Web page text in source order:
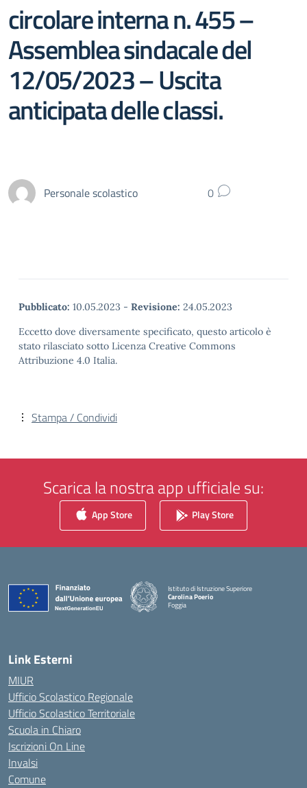
circolare interna n. 455 –
Assemblea sindacale del
12/05/2023 – Uscita
anticipata delle classi.
Personale scolastico 0
Pubblicato: 10.05.2023 - Revisione: 24.05.2023
Eccetto dove diversamente specificato, questo articolo è
stato rilasciato sotto Licenza Creative Commons
Attribuzione 4.0 Italia.
Stampa / Condividi
Scarica la nostra app ufficiale su:
App Store Play Store
Istituto di Istruzione Superiore
Carolina Poerio
Foggia
— Visita la pagina iniziale della scuola
Link Esterni
MIUR
Ufficio Scolastico Regionale
Ufficio Scolastico Territoriale
Scuola in Chiaro
Iscrizioni On Line
Invalsi
Comune